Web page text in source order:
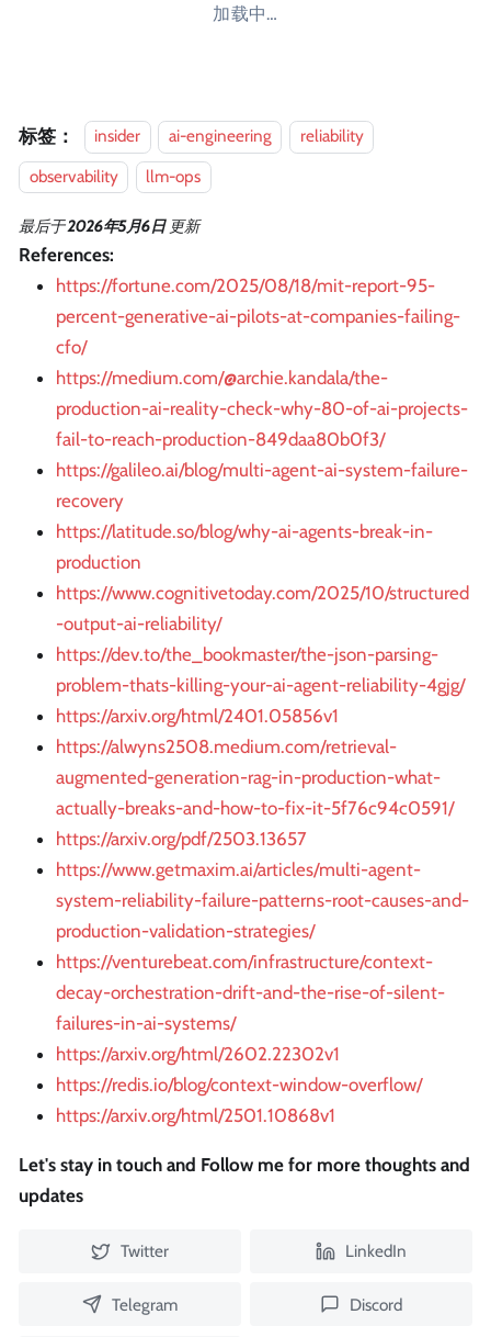
加载中…
标签： insider ai-engineering
reliability
observability
llm-ops
最后于2026年5月6日 更新
References:
https://fortune.com/2025/08/18/mit-report-95-
percent-generative-ai-pilots-at-companies-failing-
cfo/
https://medium.com/@archie.kandala/the-
production-ai-reality-check-why-80-of-ai-projects-
fail-to-reach-production-849daa80b0f3/
https://galileo.ai/blog/multi-agent-ai-system-failure-
recovery
https://latitude.so/blog/why-ai-agents-break-in-
production
https://www.cognitivetoday.com/2025/10/structured
-output-ai-reliability/
https://dev.to/the_bookmaster/the-json-parsing-
problem-thats-killing-your-ai-agent-reliability-4gjg/
https://arxiv.org/html/2401.05856v1
https://alwyns2508.medium.com/retrieval-
augmented-generation-rag-in-production-what-
actually-breaks-and-how-to-fix-it-5f76c94c0591/
https://arxiv.org/pdf/2503.13657
https://www.getmaxim.ai/articles/multi-agent-
system-reliability-failure-patterns-root-causes-and-
production-validation-strategies/
https://venturebeat.com/infrastructure/context-
decay-orchestration-drift-and-the-rise-of-silent-
failures-in-ai-systems/
https://arxiv.org/html/2602.22302v1
https://redis.io/blog/context-window-overflow/
https://arxiv.org/html/2501.10868v1
Let's stay in touch and Follow me for more thoughts and
updates
Twitter LinkedIn
Telegram Discord